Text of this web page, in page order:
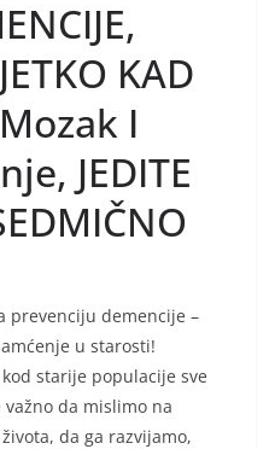
KAD
I
JEDITE
prevenciju demencije –
u starosti!
starije populacije sve
da mislimo na
da ga razvijamo,